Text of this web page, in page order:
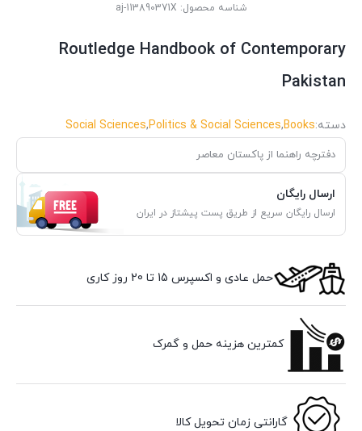
شناسه محصول: aj-113890371X
Routledge Handbook of Contemporary
Pakistan
دسته:Books
,
Politics & Social Sciences
,
Social Sciences
دفترچه راهنما از پاکستان معاصر
ارسال رایگان
ارسال رایگان سریع از طریق پست پیشتاز در ایران
حمل عادی و اکسپرس 15 تا 20 روز کاری
کمترین هزینه حمل و گمرک
گارانتی زمان تحویل کالا